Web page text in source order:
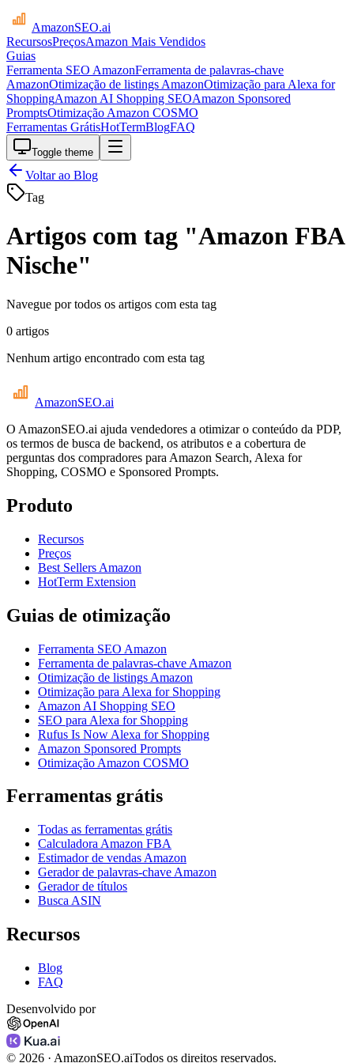
AmazonSEO.ai
RecursosPreçosAmazon Mais Vendidos
Guias
Ferramenta SEO AmazonFerramenta de palavras-chave
AmazonOtimização de listings AmazonOtimização para Alexa for
ShoppingAmazon AI Shopping SEOAmazon Sponsored
PromptsOtimização Amazon COSMO
Ferramentas GrátisHotTermBlogFAQ
Toggle theme
Voltar ao Blog
Tag
Artigos com tag "Amazon FBA
Nische"
Navegue por todos os artigos com esta tag
0 artigos
Nenhum artigo encontrado com esta tag
AmazonSEO.ai
O AmazonSEO.ai ajuda vendedores a otimizar o conteúdo da PDP,
os termos de busca de backend, os atributos e a cobertura de
perguntas dos compradores para Amazon Search, Alexa for
Shopping, COSMO e Sponsored Prompts.
Produto
Recursos
Preços
Best Sellers Amazon
HotTerm Extension
Guias de otimização
Ferramenta SEO Amazon
Ferramenta de palavras-chave Amazon
Otimização de listings Amazon
Otimização para Alexa for Shopping
Amazon AI Shopping SEO
SEO para Alexa for Shopping
Rufus Is Now Alexa for Shopping
Amazon Sponsored Prompts
Otimização Amazon COSMO
Ferramentas grátis
Todas as ferramentas grátis
Calculadora Amazon FBA
Estimador de vendas Amazon
Gerador de palavras-chave Amazon
Gerador de títulos
Busca ASIN
Recursos
Blog
FAQ
Desenvolvido por
© 2026 · AmazonSEO.aiTodos os direitos reservados.